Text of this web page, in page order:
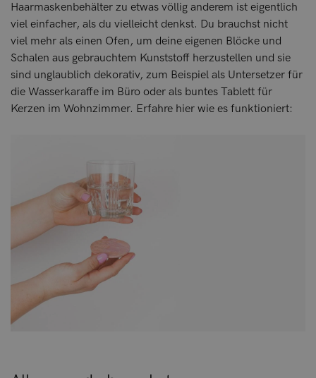
Haarmaskenbehälter zu etwas völlig anderem ist eigentlich
viel einfacher, als du vielleicht denkst. Du brauchst nicht
viel mehr als einen Ofen, um deine eigenen Blöcke und
Schalen aus gebrauchtem Kunststoff herzustellen und sie
sind unglaublich dekorativ, zum Beispiel als Untersetzer für
die Wasserkaraffe im Büro oder als buntes Tablett für
Kerzen im Wohnzimmer. Erfahre hier wie es funktioniert: